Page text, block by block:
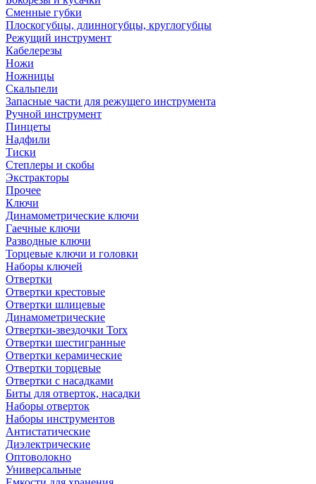
Сменные губки
Плоскогубцы, длинногубцы, круглогубцы
Режущий инструмент
Кабелерезы
Ножи
Ножницы
Скальпели
Запасные части для режущего инструмента
Ручной инструмент
Пинцеты
Надфили
Тиски
Степлеры и скобы
Экстракторы
Прочее
Ключи
Динамометрические ключи
Гаечные ключи
Разводные ключи
Торцевые ключи и головки
Наборы ключей
Отвертки
Отвертки крестовые
Отвертки шлицевые
Динамометрические
Отвертки-звездочки Torx
Отвертки шестигранные
Отвертки керамические
Отвертки торцевые
Отвертки с насадками
Биты для отверток, насадки
Наборы отверток
Наборы инструментов
Антистатические
Диэлектрические
Оптоволокно
Универсальные